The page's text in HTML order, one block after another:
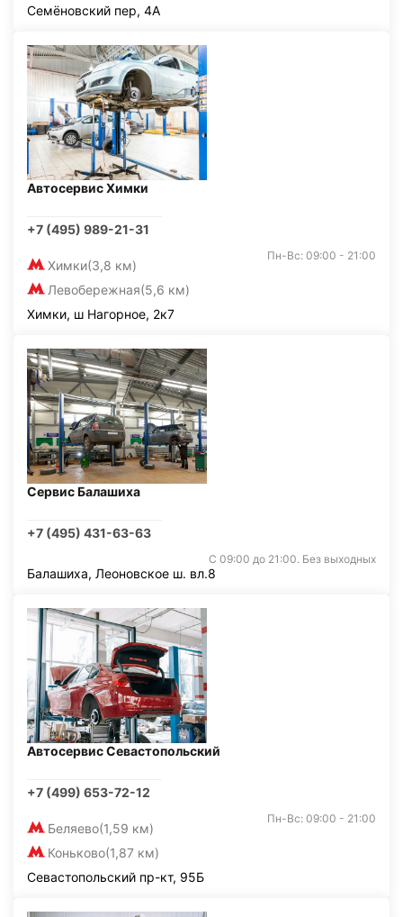
Семёновский пер, 4А
Автосервис Химки
+7 (495) 989-21-31
Химки(3,8 км)
Левобережная(5,6 км)
Пн-Вс: 09:00 - 21:00
Химки, ш Нагорное, 2к7
Сервис Балашиха
+7 (495) 431-63-63
С 09:00 до 21:00. Без выходных
Балашиха, Леоновское ш. вл.8
Автосервис Севастопольский
+7 (499) 653-72-12
Беляево(1,59 км)
Коньково(1,87 км)
Пн-Вс: 09:00 - 21:00
Севастопольский пр-кт, 95Б